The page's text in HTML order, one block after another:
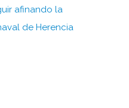
afinando la
de Herencia